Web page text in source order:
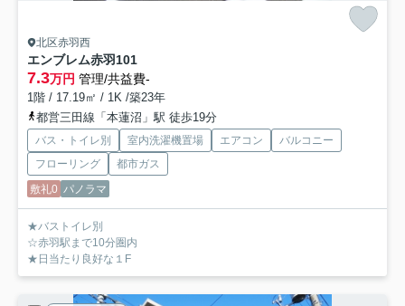
北区赤羽西
エンブレム赤羽101
7.3万円 管理/共益費-
1階 / 17.19㎡ / 1K /築23年
都営三田線「本蓮沼」駅 徒歩19分
バス・トイレ別 室内洗濯機置場 エアコン
バルコニー
フローリング
都市ガス
敷礼0 パノラマ
★バストイレ別
☆赤羽駅まで10分圏内
★日当たり良好な１F